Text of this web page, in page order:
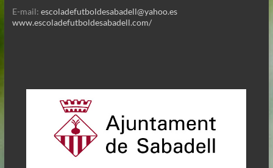
E-mail: escoladefutboldesabadell@yahoo.es
www.escoladefutboldesabadell.com/